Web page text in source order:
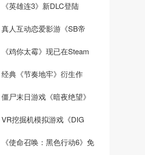
《英雄连3》新DLC登陆
真人互动恋爱影游《SB帝
《鸡你太霉》现已在Steam
经典《节奏地牢》衍生作
Steam
僵尸末日游戏《暗夜绝望》
VR挖掘机模拟游戏《DIG
《使命召唤：黑色行动6》免